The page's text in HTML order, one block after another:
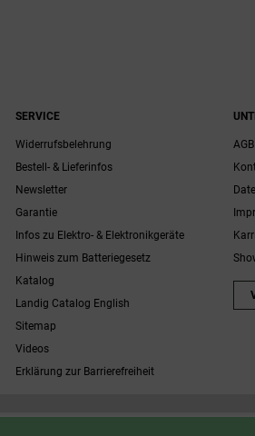
SERVICE
Widerrufsbelehrung
Bestell- & Lieferinfos
Newsletter
Garantie
Infos zu Elektro- & Elektronikgeräte
Hinweis zum Batteriegesetz
Katalog
Landig Catalog English
Sitemap
Videos
Erklärung zur Barrierefreiheit
AGB
Fleischwölfe und ausgewählte Zubehörartikel. Nicht